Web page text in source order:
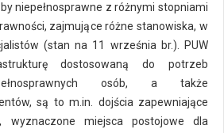
niepełnosprawne z różnymi stopniami
zajmujące różne stanowiska, w
(stan na 11 września br.). PUW
dostosowaną do potrzeb
osób, a także
są to m.in. dojścia zapewniające
wyznaczone miejsca postojowe dla